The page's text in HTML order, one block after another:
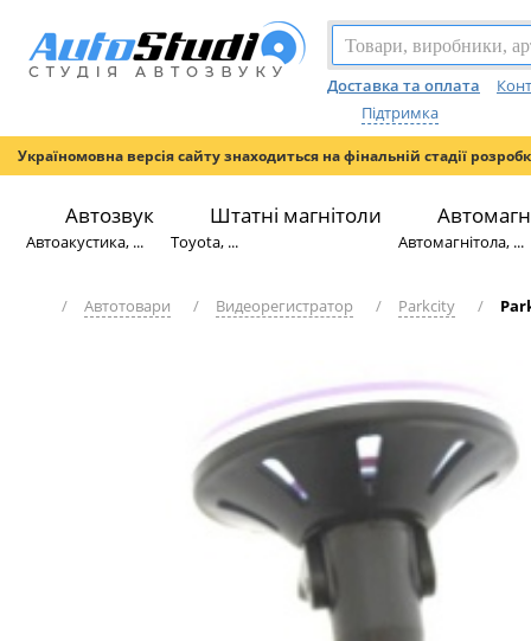
Доставка та оплата
Підтримка
Україномовна версія сайту знаходиться на фінальній стадії
Автозвук
Автоакустика, ...
Штатні магнітоли
Toyota, ... Автомагнітола, ...
/ Автотовари / Видеорегистратор / Parkcity /